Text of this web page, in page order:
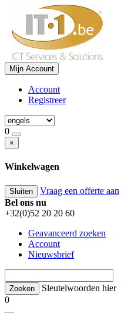
Mijn Account
Account
Registreer
0
×
Winkelwagen
Sluiten Vraag een offerte aan
Bel ons nu
+32(0)52 20 20 60
Geavanceerd zoeken
Account
Nieuwsbrief
Sleutelwoorden hier
0